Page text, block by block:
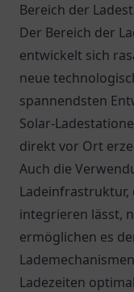
Bereich der
Der Bereich der
entwickelt sich
neue
spannendsten
Solar-
direkt vor Ort
Auch die
Ladeinfrastruktur,
integrieren lässt,
ermöglichen es
Ladezeiten